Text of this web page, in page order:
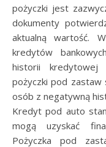
pożyczki jest
dokumenty
aktualną wartość.
kredytów
historii kredytowej
pożyczki pod zastaw
osób z negatywną
Kredyt pod auto
mogą uzyskać
Pożyczka pod